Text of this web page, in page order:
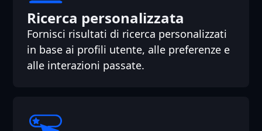
Ricerca personalizzata
Fornisci risultati di ricerca personalizzati
in base ai profili utente, alle preferenze e
alle interazioni passate.